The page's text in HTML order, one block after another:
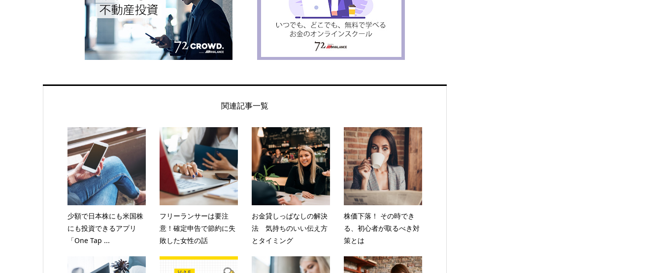
関連記事一覧
少額で日本株にも米国株
にも投資できるアプリ
「One Tap ...
フリーランサーは要注
意！確定申告で節約に失
敗した女性の話
お金貸しっぱなしの解決
法 気持ちのいい伝え方
とタイミング
株価下落！ その時でき
る、初心者が取るべき対
策とは